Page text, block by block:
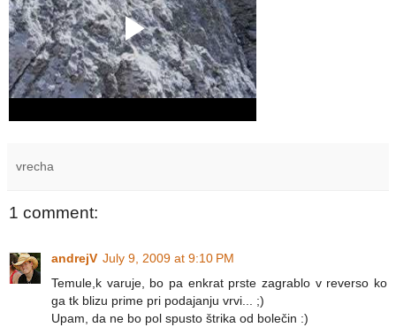
vrecha
1 comment:
andrejV July 9, 2009 at 9:10 PM
Temule,k varuje, bo pa enkrat prste zagrablo v reverso ko
ga tk blizu prime pri podajanju vrvi... ;)
Upam, da ne bo pol spusto štrika od bolečin :)